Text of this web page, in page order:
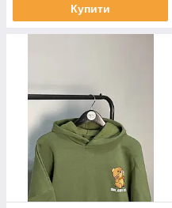
Купити